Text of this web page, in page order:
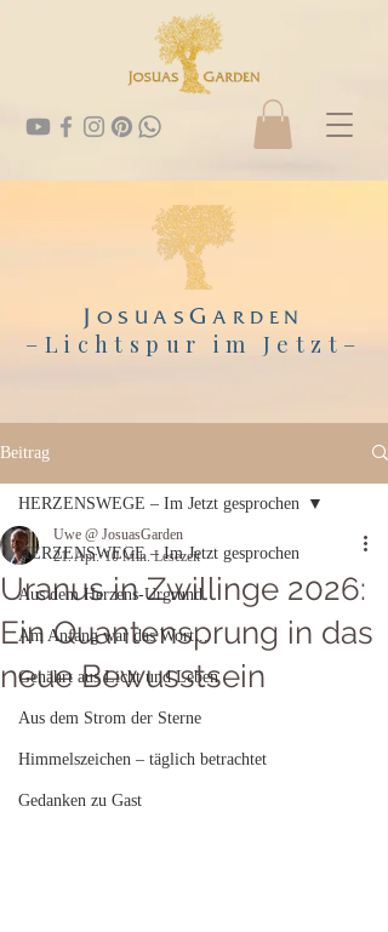
J OSUAS GARDEN
–Lichtspur im Jetzt –
Beitrag
HERZENSWEGE – Im Jetzt gesprochen
Aus dem Herzens-Urgrund
Am Anfang war das Wort...
Genährt aus Licht und Leben
Aus dem Strom der Sterne
Himmelszeichen – täglich betrachtet
Gedanken zu Gast
HERZENSWEGE – Im Jetzt gesprochen
Uranus in Zwillinge 2026:
Ein Quantensprung in das
neue Bewusstsein
Uwe @ JosuasGarden
21. Apr. 10 Min. Lesezeit